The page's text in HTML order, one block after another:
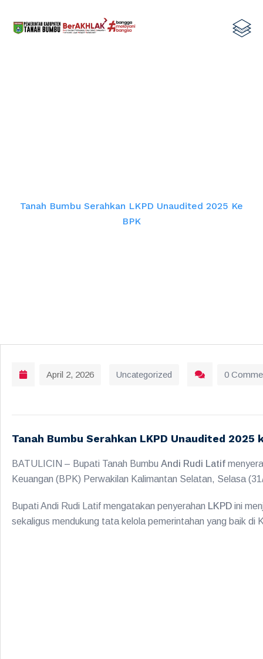
Tanah Bumbu Serahkan LKPD Unaudited 2025 Ke
BPK
April 2, 2026 Uncategorized 0
Tanah Bumbu Serahkan LKPD Unaudited 2025
BATULICIN – Bupati Tanah Bumbu Andi Rudi Latif
Keuangan (BPK) Perwakilan Kalimantan Selatan, Selasa
Bupati Andi Rudi Latif mengatakan penyerahan LKPD ini
sekaligus mendukung tata kelola pemerintahan yang baik di